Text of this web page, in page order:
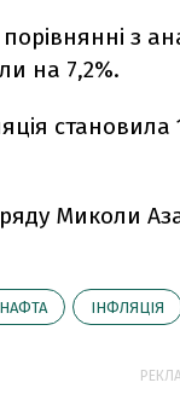
з
на 7,2%.
Миколи
НАФТА ІНФЛЯЦІЯ